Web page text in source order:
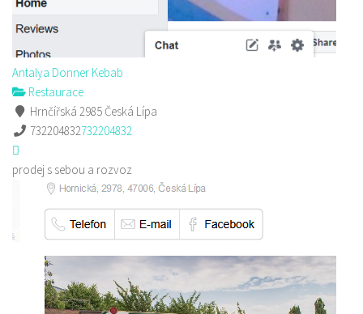
Antalya Donner Kebab
Restaurace
Hrnčířská 2985 Česká Lípa
732204832732204832
prodej s sebou a rozvoz